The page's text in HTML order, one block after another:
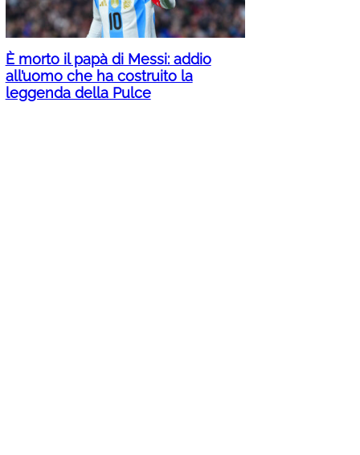
È morto il papà di Messi: addio
all’uomo che ha costruito la
leggenda della Pulce